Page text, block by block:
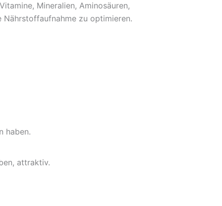
Mineralien, Aminosäuren,
Nährstoffaufnahme zu optimieren.
haben.
attraktiv.